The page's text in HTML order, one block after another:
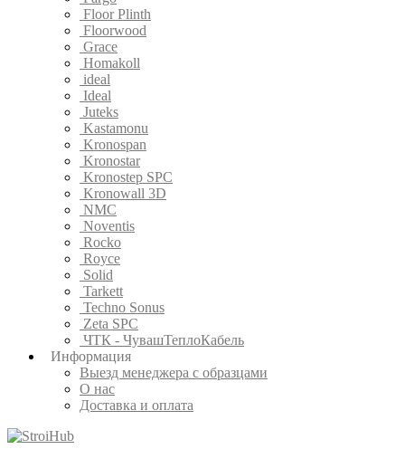
Floor Plinth
Floorwood
Grace
Homakoll
ideal
Ideal
Juteks
Kastamonu
Kronospan
Kronostar
Kronostep SPC
Kronowall 3D
NMC
Noventis
Rocko
Royce
Solid
Tarkett
Techno Sonus
Zeta SPC
ЧТК - ЧувашТеплоКабель
Информация
Выезд менеджера с образцами
О нас
Доставка и оплата